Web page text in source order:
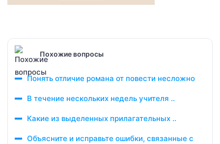
Похожие вопросы
Понять отличие романа от повести несложно
В течение нескольких недель учителя ..
Какие из выделенных прилагательных ..
Объясните и исправьте ошибки, связанные с